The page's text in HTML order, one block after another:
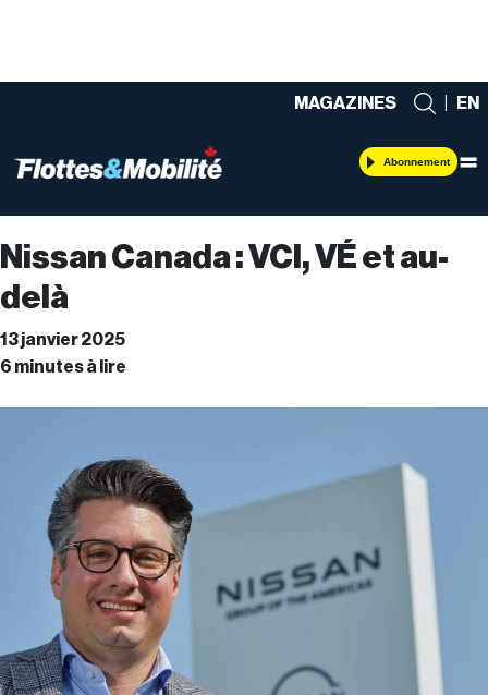
MAGAZINES | EN
Abonnement
Nissan Canada : VCI, VÉ et au-
delà
13 janvier 2025
6 minutes à lire